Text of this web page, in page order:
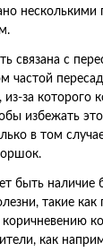
связана с
частой
за которого
избежать
в том
быть наличие
такие как
как